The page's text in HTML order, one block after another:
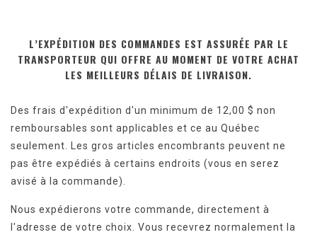
L’EXPÉDITION DES COMMANDES EST ASSURÉE PAR LE
TRANSPORTEUR QUI OFFRE AU MOMENT DE VOTRE ACHAT
LES MEILLEURS DÉLAIS DE LIVRAISON.
Des frais d'expédition d'un minimum de 12,00 $ non
remboursables sont applicables et ce au Québec
seulement. Les gros articles encombrants peuvent ne
pas être expédiés à certains endroits (vous en serez
avisé à la commande).
Nous expédierons votre commande, directement à
l'adresse de votre choix. Vous recevrez normalement la